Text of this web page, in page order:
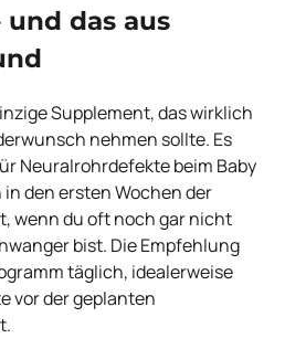
und das aus
Supplement, das wirklich
nehmen sollte. Es
Neuralrohrdefekte beim Baby
den ersten Wochen der
wenn du oft noch gar nicht
bist. Die Empfehlung
täglich, idealerweise
vor der geplanten